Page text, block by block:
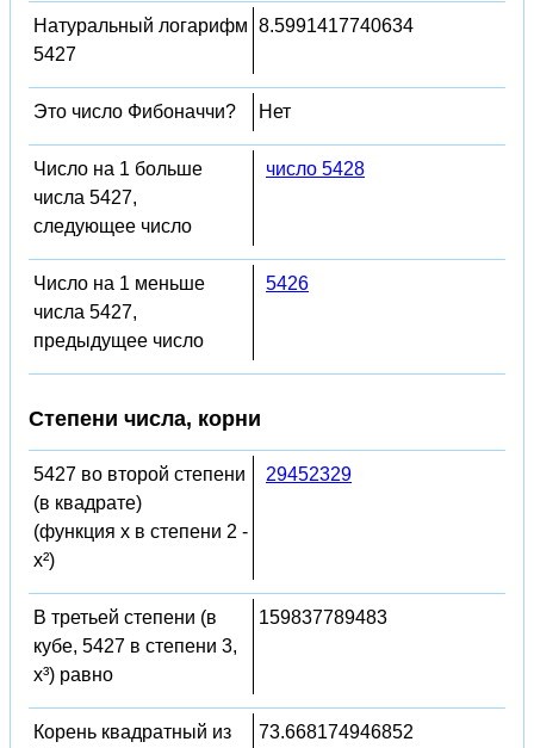
Натуральный логарифм
5427
8.5991417740634
Это число Фибоначчи? Нет
Число на 1 больше
числа 5427,
следующее число
число 5428
Число на 1 меньше
числа 5427,
предыдущее число
5426
Степени числа, корни
5427 во второй степени
(в квадрате)
(функция x в степени 2 -
x²)
29452329
В третьей степени (в
кубе, 5427 в степени 3,
x³) равно
159837789483
Корень квадратный из
73.668174946852